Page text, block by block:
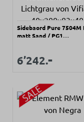
Sidebaord Pure 7504M
matt Sand / PG1
6’242.-